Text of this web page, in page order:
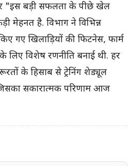
"इस बड़ी सफलता के पीछे खेल
मेहनत है. विभाग ने विभिन्न
गए खिलाड़ियों की फिटनेस, फार्म
विशेष रणनीति बनाई थी. हर
के हिसाब से ट्रेनिंग शेड्यूल
सकारात्मक परिणाम आज